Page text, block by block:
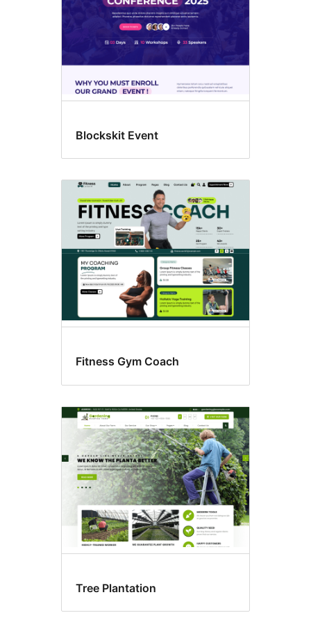
Blockskit Event
Fitness Gym Coach
Tree Plantation